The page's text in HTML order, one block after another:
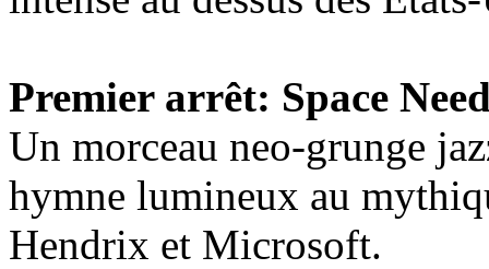
Premier arrêt: Space
Un morceau neo-grunge
hymne lumineux au
Hendrix et Microsoft.